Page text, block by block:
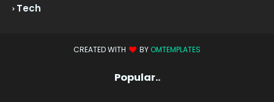
Tech
CREATED WITH BY OMTEMPLATES
Popular..